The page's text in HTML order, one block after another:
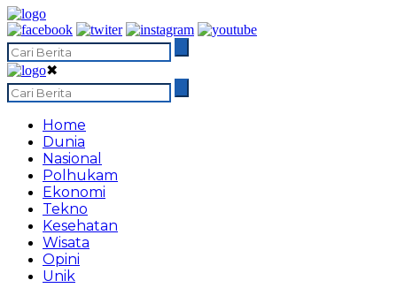
✖
Home
Dunia
Nasional
Polhukam
Ekonomi
Tekno
Kesehatan
Wisata
Opini
Unik